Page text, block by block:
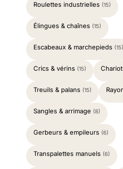
Roulettes industrielles (15)
Élingues & chaînes (15)
Escabeaux & marchepieds (15)
Crics & vérins (15)
Treuils & palans (15)
Sangles & arrimage (8)
Gerbeurs & empileurs (6)
Transpalettes manuels (6)